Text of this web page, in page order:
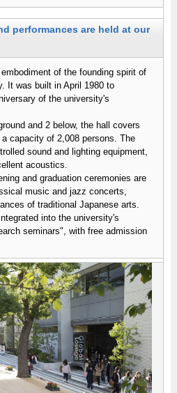
performances are held at our
of the founding spirit of
It was built in April 1980 to
of the university's
and 2 below, the hall covers
capacity of 2,008 persons. The
sound and lighting equipment,
acoustics.
and graduation ceremonies are
music and jazz concerts,
of traditional Japanese arts.
into the university's
seminars", with free admission